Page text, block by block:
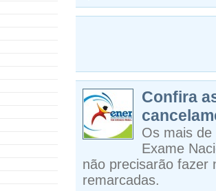
Confira
Os mais
Exame
não precisarão fazer
remarcadas.